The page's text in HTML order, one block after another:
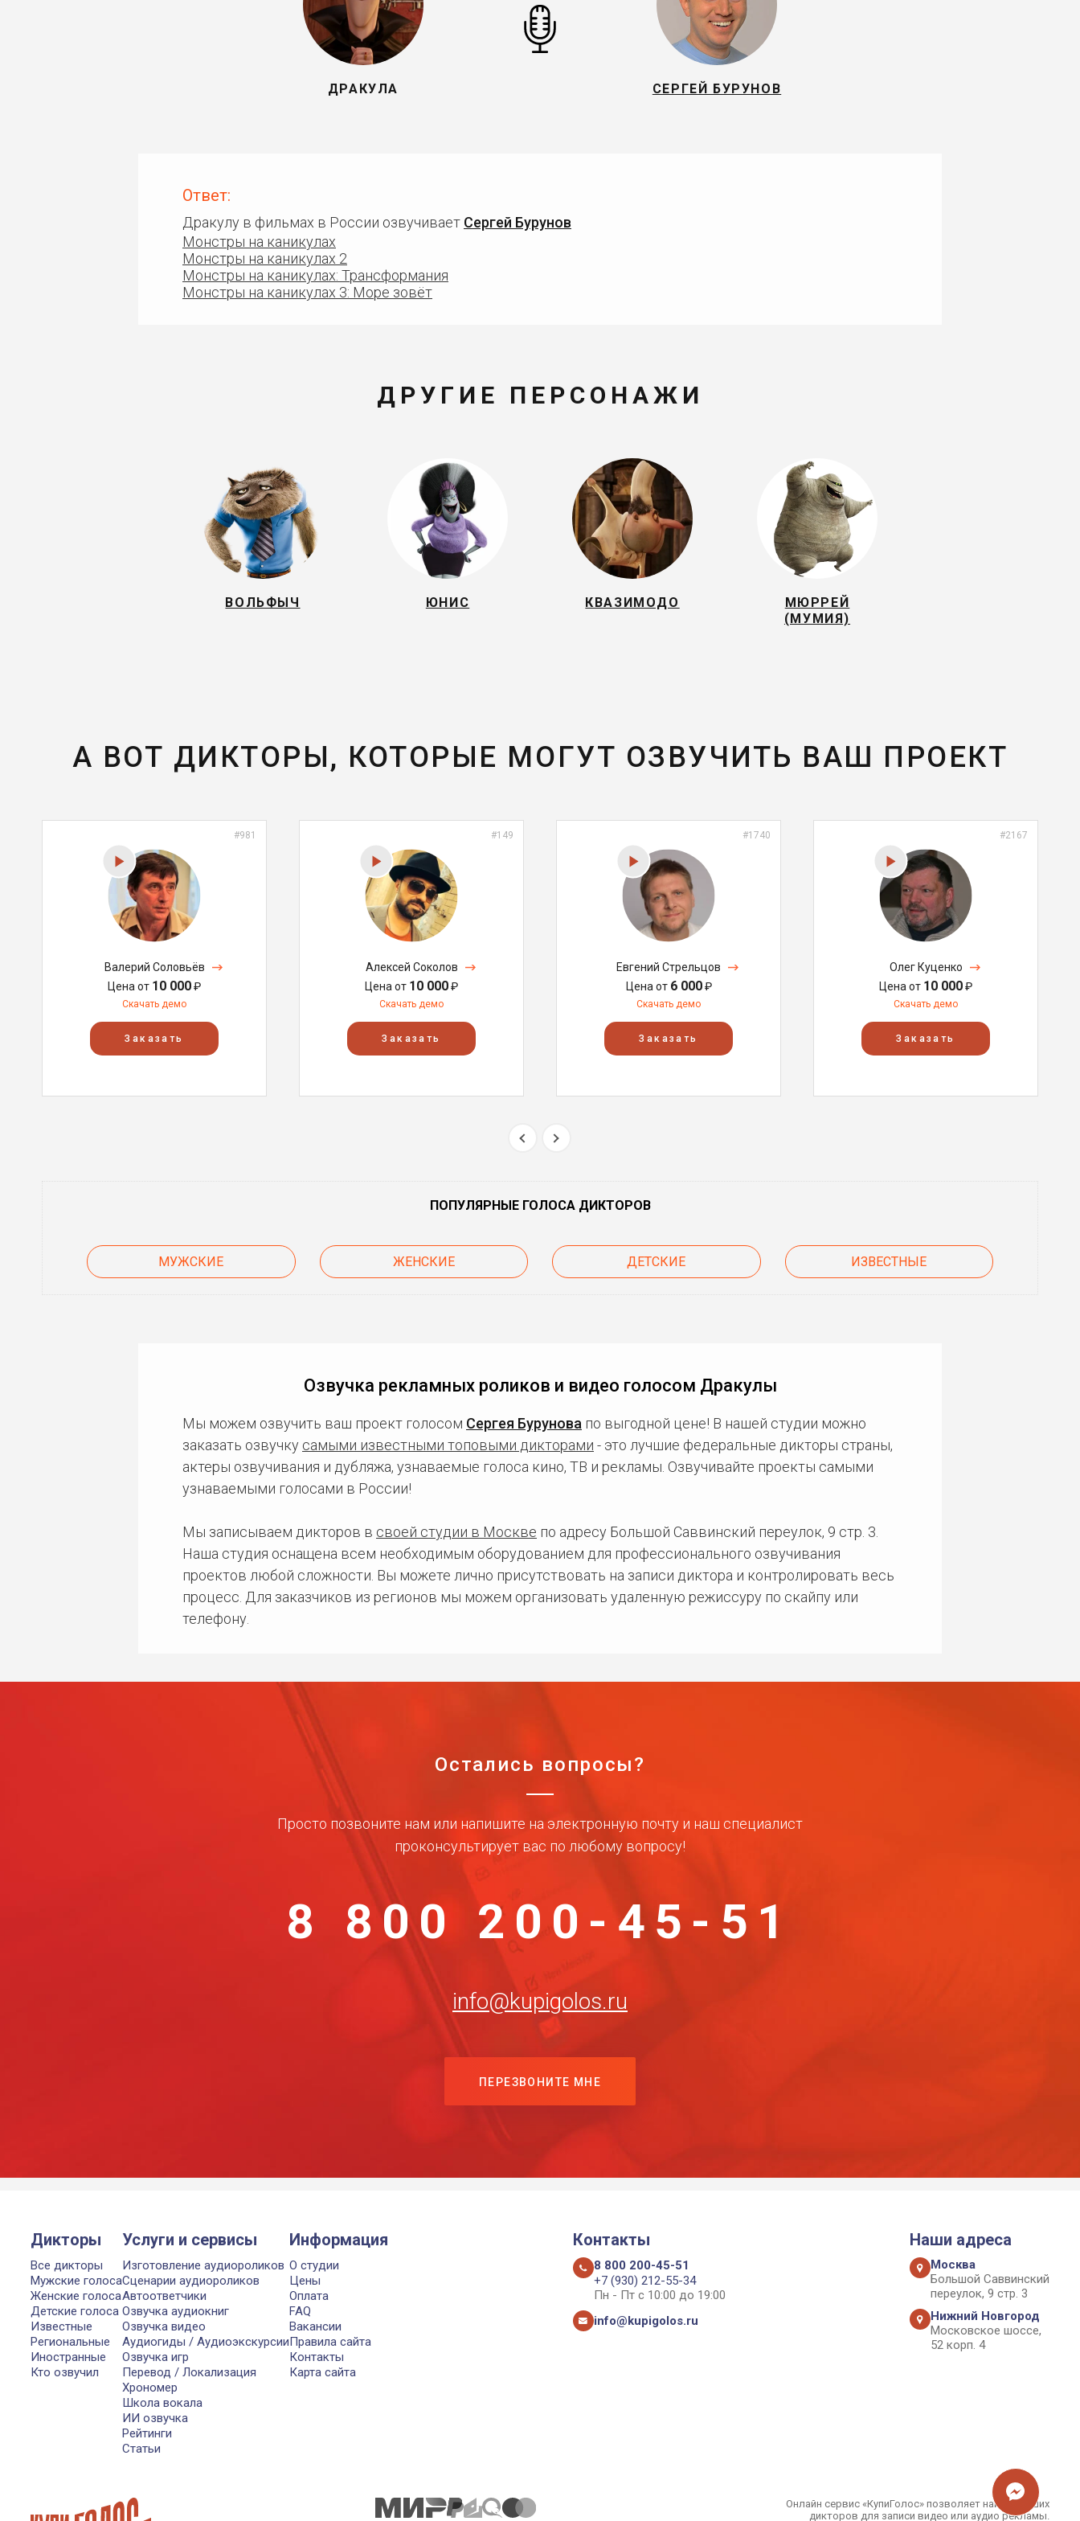
ДРАКУЛА СЕРГЕЙ БУРУНОВ
Ответ:
Дракулу в фильмах в России озвучивает Сергей Бурунов
Монстры на каникулах
Монстры на каникулах 2
Монстры на каникулах: Трансформания
Монстры на каникулах 3: Море зовёт
ДРУГИЕ ПЕРСОНАЖИ
ВОЛЬФЫЧ ЮНИС КВАЗИМОДО
МЮРРЕЙ
(МУМИЯ)
А ВОТ ДИКТОРЫ, КОТОРЫЕ МОГУТ ОЗВУЧИТЬ ВАШ ПРОЕКТ
#981
Валерий Соловьёв
Цена от 10 000₽
Скачать демо
Заказать
#149
Алексей Соколов
Цена от 10 000₽
Скачать демо
Заказать
#1740
Евгений Стрельцов
Цена от 6 000₽
Скачать демо
Заказать
#2167
Олег Куценко
Цена от 10 000₽
Скачать демо
Заказать
ПОПУЛЯРНЫЕ ГОЛОСА ДИКТОРОВ
МУЖСКИЕ ЖЕНСКИЕ ДЕТСКИЕ ИЗВЕСТНЫЕ
Озвучка рекламных роликов и видео голосом Дракулы
Мы можем озвучить ваш проект голосом Сергея Бурунова по выгодной цене! В нашей студии можно
заказать озвучку самыми известными топовыми дикторами - это лучшие федеральные дикторы страны,
актеры озвучивания и дубляжа, узнаваемые голоса кино, ТВ и рекламы. Озвучивайте проекты самыми
узнаваемыми голосами в России!
Мы записываем дикторов в своей студии в Москве по адресу Большой Саввинский переулок, 9 стр. 3.
Наша студия оснащена всем необходимым оборудованием для профессионального озвучивания
проектов любой сложности. Вы можете лично присутствовать на записи диктора и контролировать весь
процесс. Для заказчиков из регионов мы можем организовать удаленную режиссуру по скайпу или
телефону.
Остались вопросы?
Просто позвоните нам или напишите на электронную почту и наш специалист
проконсультирует вас по любому вопросу!
8 800 200-45-51
info@kupigolos.ru
ПЕРЕЗВОНИТЕ МНЕ
Дикторы
Все дикторы
Мужские голоса
Женские голоса
Детские голоса
Известные
Региональные
Иностранные
Кто озвучил
Услуги и сервисы
Изготовление аудиороликов
Сценарии аудиороликов
Автоответчики
Озвучка аудиокниг
Озвучка видео
Аудиогиды / Аудиоэкскурсии
Озвучка игр
Перевод / Локализация
Хрономер
Школа вокала
ИИ озвучка
Рейтинги
Статьи
Информация
О студии
Цены
Оплата
FAQ
Вакансии
Правила сайта
Контакты
Карта сайта
Контакты
8 800 200-45-51
+7 (930) 212-55-34
Пн - Пт с 10:00 до 19:00
info@kupigolos.ru
Наши адреса
Москва
Большой Саввинский
переулок, 9 стр. 3
Нижний Новгород
Московское шоссе,
52 корп. 4
Онлайн сервис «КупиГолос» позволяет найти лучших
дикторов для записи видео или аудио рекламы.